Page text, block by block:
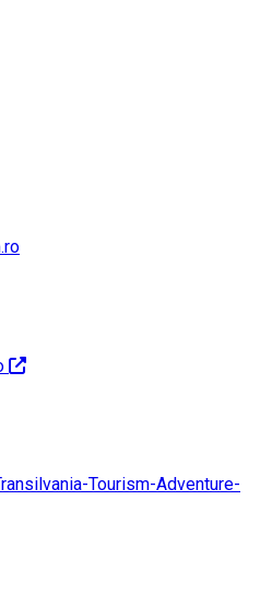
Tourism-Adventure-